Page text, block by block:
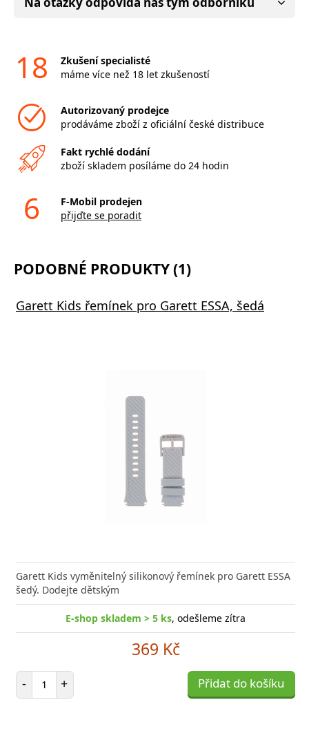
18
Zkušení specialisté
máme více než 18 let zkušeností
Autorizovaný prodejce
prodáváme zboží z oficiální české distribuce
Fakt rychlé dodání
zboží skladem posíláme do 24 hodin
6
F-Mobil prodejen
přijďte se poradit
PODOBNÉ PRODUKTY (1)
Garett Kids řemínek pro Garett ESSA, šedá
Garett Kids vyměnitelný silikonový řemínek pro Garett ESSA
šedý. Dodejte dětským
E-shop skladem > 5 ks, odešleme zítra
369 Kč
- Počet položek
+ Přidat do košíku